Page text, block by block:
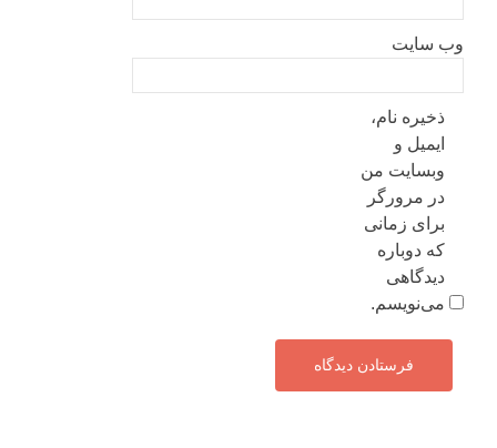
وب‌ سایت
ذخیره نام،
ایمیل و
وبسایت من
در مرورگر
برای زمانی
که دوباره
دیدگاهی
می‌نویسم.